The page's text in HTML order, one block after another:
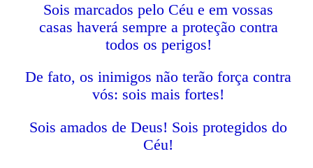
Sois marcados pelo Céu e em vossas
casas haverá sempre a proteção contra
todos os perigos!
De fato, os inimigos não terão força contra
vós: sois mais fortes!
Sois amados de Deus! Sois protegidos do
Céu!